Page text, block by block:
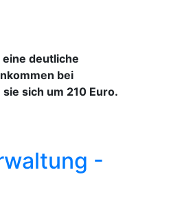
deutliche
bei
sich um 210 Euro.
-